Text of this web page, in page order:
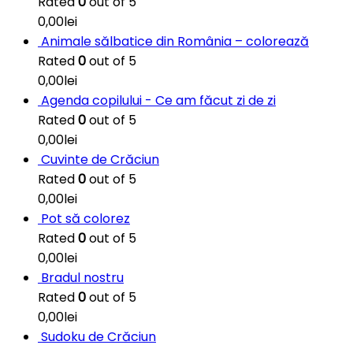
0,00lei
Animale sălbatice din România – colorează
Rated0out of 5
0,00lei
Agenda copilului - Ce am făcut zi de zi
Rated0out of 5
0,00lei
Cuvinte de Crăciun
Rated0out of 5
0,00lei
Pot să colorez
Rated0out of 5
0,00lei
Bradul nostru
Rated0out of 5
0,00lei
Sudoku de Crăciun